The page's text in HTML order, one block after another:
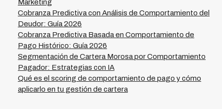
valor y riesgo que representa cada segmento de tu
cartera.
Marketing
Cobranza Predictiva con Análisis de Comportamiento del
Deudor: Guía 2026
Cobranza Predictiva Basada en Comportamiento de
Pago Histórico: Guía 2026
Segmentación de Cartera Morosa por Comportamiento
Pagador: Estrategias con IA
Qué es el scoring de comportamiento de pago y cómo
aplicarlo en tu gestión de cartera